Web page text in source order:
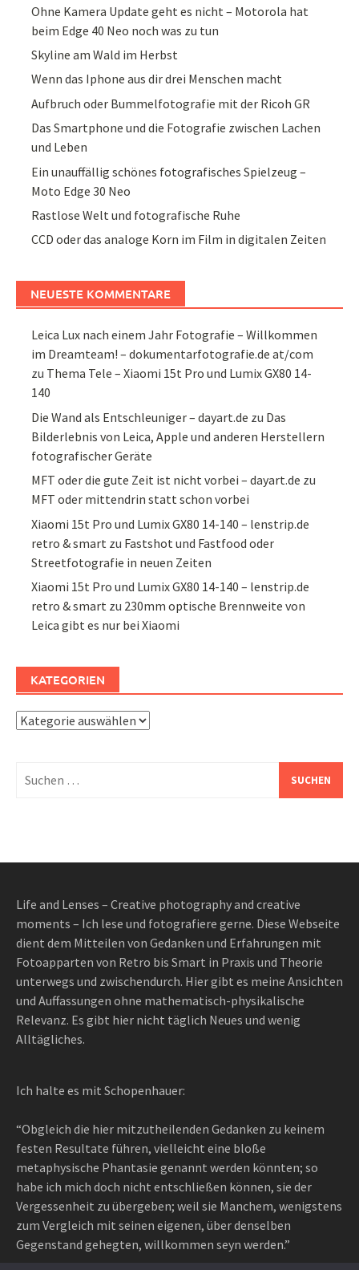
Ohne Kamera Update geht es nicht – Motorola hat
beim Edge 40 Neo noch was zu tun
Skyline am Wald im Herbst
Wenn das Iphone aus dir drei Menschen macht
Aufbruch oder Bummelfotografie mit der Ricoh GR
Das Smartphone und die Fotografie zwischen Lachen
und Leben
Ein unauffällig schönes fotografisches Spielzeug –
Moto Edge 30 Neo
Rastlose Welt und fotografische Ruhe
CCD oder das analoge Korn im Film in digitalen Zeiten
NEUESTE KOMMENTARE
Leica Lux nach einem Jahr Fotografie – Willkommen
im Dreamteam! – dokumentarfotografie.de at/com
zu Thema Tele – Xiaomi 15t Pro und Lumix GX80 14-
140
Die Wand als Entschleuniger – dayart.de zu Das
Bilderlebnis von Leica, Apple und anderen Herstellern
fotografischer Geräte
MFT oder die gute Zeit ist nicht vorbei – dayart.de zu
MFT oder mittendrin statt schon vorbei
Xiaomi 15t Pro und Lumix GX80 14-140 – lenstrip.de
retro & smart zu Fastshot und Fastfood oder
Streetfotografie in neuen Zeiten
Xiaomi 15t Pro und Lumix GX80 14-140 – lenstrip.de
retro & smart zu 230mm optische Brennweite von
Leica gibt es nur bei Xiaomi
KATEGORIEN
Kategorien
nach:
Life and Lenses – Creative photography and creative
moments – Ich lese und fotografiere gerne. Diese Webseite
dient dem Mitteilen von Gedanken und Erfahrungen mit
Fotoapparten von Retro bis Smart in Praxis und Theorie
unterwegs und zwischendurch. Hier gibt es meine Ansichten
und Auffassungen ohne mathematisch-physikalische
Relevanz. Es gibt hier nicht täglich Neues und wenig
Alltägliches.
Ich halte es mit Schopenhauer:
“Obgleich die hier mitzutheilenden Gedanken zu keinem
festen Resultate führen, vielleicht eine bloße
metaphysische Phantasie genannt werden könnten; so
habe ich mich doch nicht entschließen können, sie der
Vergessenheit zu übergeben; weil sie Manchem, wenigstens
zum Vergleich mit seinen eigenen, über denselben
Gegenstand gehegten, willkommen seyn werden.”